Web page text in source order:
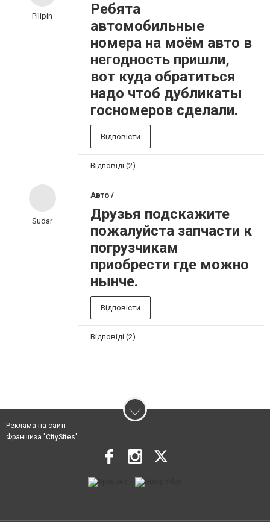
Pilipin
Ребята
автомобильные
номера на моём авто в
негодность пришли,
вот куда обратиться
надо чтоб дубликаты
госномеров сделали.
Відповісти
Відповіді (2)
Sudar
Авто /
Друзья подскажите
пожалуйста запчасти к
погрузчикам
приобрести где можно
нынче.
Відповісти
Відповіді (2)
Реклама на сайті
Франшиза "CitySites"